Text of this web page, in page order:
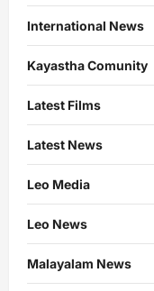
International News
Kayastha Comunity
Latest Films
Latest News
Leo Media
Leo News
Malayalam News